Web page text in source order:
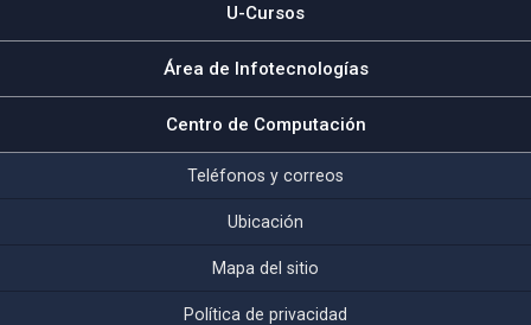
U-Cursos
Área de Infotecnologías
Centro de Computación
Teléfonos y correos
Ubicación
Mapa del sitio
Política de privacidad